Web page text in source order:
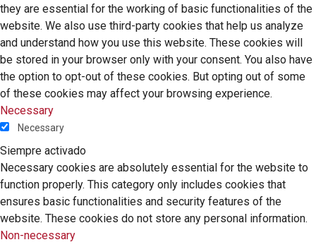
they are essential for the working of basic functionalities of the
website. We also use third-party cookies that help us analyze
and understand how you use this website. These cookies will
be stored in your browser only with your consent. You also have
the option to opt-out of these cookies. But opting out of some
of these cookies may affect your browsing experience.
Necessary
Necessary
Siempre activado
Necessary cookies are absolutely essential for the website to
function properly. This category only includes cookies that
ensures basic functionalities and security features of the
website. These cookies do not store any personal information.
Non-necessary